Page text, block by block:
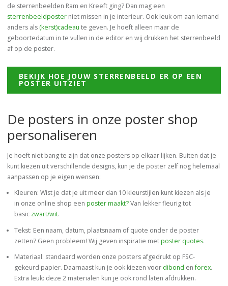
de sterrenbeelden Ram en Kreeft ging? Dan mag een
sterrenbeeldposter niet missen in je interieur. Ook leuk om aan iemand
anders als (kerst)cadeau te geven. Je hoeft alleen maar de
geboortedatum in te vullen in de editor en wij drukken het sterrenbeeld
af op de poster.
BEKIJK HOE JOUW STERRENBEELD ER OP EEN
POSTER UITZIET
De posters in onze poster shop
personaliseren
Je hoeft niet bang te zijn dat onze posters op elkaar lijken. Buiten dat je
kunt kiezen uit verschillende designs, kun je de poster zelf nog helemaal
aanpassen op je eigen wensen:
Kleuren: Wist je dat je uit meer dan 10 kleurstijlen kunt kiezen als je
in onze online shop een poster maakt?Van lekker fleurig tot
basic zwart/wit.
Tekst: Een naam, datum, plaatsnaam of quote onder de poster
zetten? Geen probleem! Wij geven inspiratie metposter quotes.
Materiaal: standaard worden onze posters afgedrukt op FSC-
gekeurd papier. Daarnaast kun je ook kiezen voor dibond enforex.
Extra leuk: deze 2 materialen kun je ook rond laten afdrukken.